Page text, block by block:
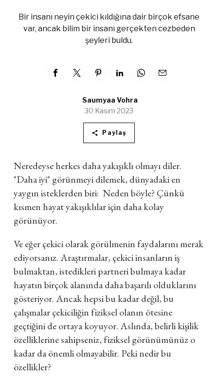
Bir insanı neyin çekici kıldığına dair birçok efsane
var, ancak bilim bir insanı gerçekten cezbeden
şeyleri buldu.
Saumyaa Vohra
30 Kasım 2023
Paylaş
Neredeyse herkes daha yakışıklı olmayı diler.
"Daha iyi" görünmeyi dilemek, dünyadaki en
yaygın isteklerden biri: Neden böyle? Çünkü
kısmen hayat yakışıklılar için daha kolay
görünüyor.
Ve eğer çekici olarak görülmenin faydalarını merak
ediyorsanız. Araştırmalar, çekici insanların iş
bulmaktan, istedikleri partneri bulmaya kadar
hayatın birçok alanında daha başarılı olduklarını
gösteriyor. Ancak hepsi bu kadar değil, bu
çalışmalar çekiciliğin fiziksel olanın ötesine
geçtiğini de ortaya koyuyor. Aslında, belirli kişilik
özelliklerine sahipseniz, fiziksel görünümünüz o
kadar da önemli olmayabilir. Peki nedir bu
özellikler?